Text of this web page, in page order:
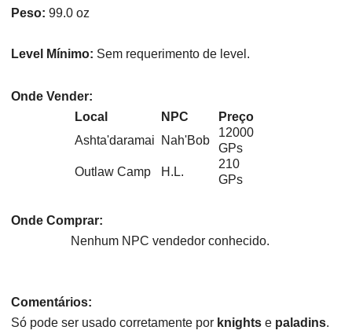
Peso: 99.0 oz
Level Mínimo: Sem requerimento de level.
Onde Vender:
Local
NPC
Preço
Ashta'daramai
Nah'Bob
12000
GPs
Outlaw Camp
H.L.
210
GPs
Onde Comprar:
Nenhum NPC vendedor conhecido.
Comentários:
Só pode ser usado corretamente por knights e paladins.